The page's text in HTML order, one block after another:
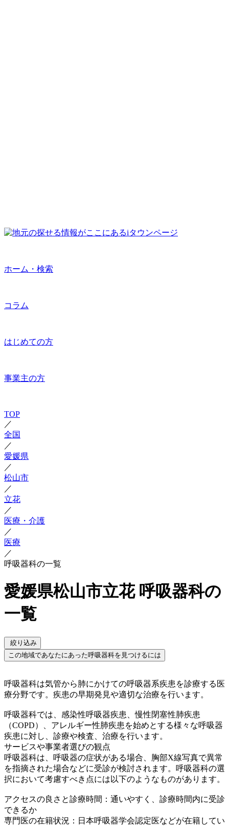
ホーム・検索
コラム
はじめての方
事業主の方
TOP
／
全国
／
愛媛県
／
松山市
／
立花
／
医療・介護
／
医療
／
呼吸器科の一覧
愛媛県松山市立花 呼吸器科の
一覧
絞り込み
この地域であなたにあった呼吸器科を見つけるには
呼吸器科は気管から肺にかけての呼吸器系疾患を診療する医
療分野です。疾患の早期発見や適切な治療を行います。
呼吸器科では、感染性呼吸器疾患、慢性閉塞性肺疾患
（COPD）、アレルギー性肺疾患を始めとする様々な呼吸器
疾患に対し、診療や検査、治療を行います。
サービスや事業者選びの観点
呼吸器科は、呼吸器の症状がある場合、胸部X線写真で異常
を指摘された場合などに受診が検討されます。呼吸器科の選
択において考慮すべき点には以下のようなものがあります。
アクセスの良さと診療時間：通いやすく、診療時間内に受診
できるか
専門医の在籍状況：日本呼吸器学会認定医などが在籍してい